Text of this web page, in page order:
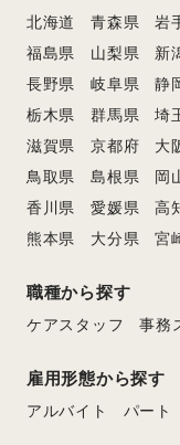
北海道 青森県 岩
福島県
山梨県 新
長野県
岐阜県 静
栃木県
群馬県 埼
滋賀県
京都府 大
鳥取県
島根県 岡
香川県
愛媛県 高
熊本県
大分県 宮
職種から探す
ケアスタッフ 事務
雇用形態から探す
アルバイト パート